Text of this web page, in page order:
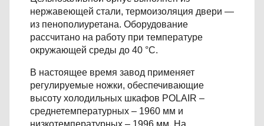
нержавеющей стали, термоизоляция двери —
из пенополиуретана. Оборудование
рассчитано на работу при температуре
окружающей среды до 40 °С.
В настоящее время завод применяет
регулируемые ножки, обеспечивающие
высоту холодильных шкафов POLAIR –
среднетемпературных – 1960 мм и
низкотемпературных – 1996 мм. На